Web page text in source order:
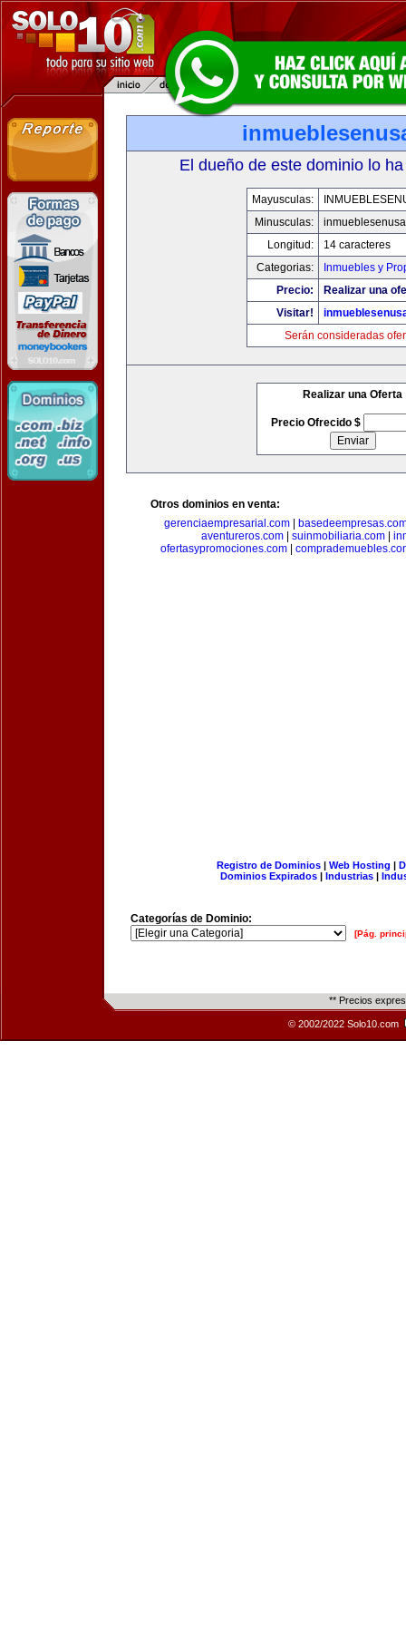
El dueño de este dominio lo
Mayusculas:
Minusculas:
Longitud:
14 caracteres
Categorias:
Inmuebles y
Precio:
Realizar una
Visitar!
Serán consideradas
Realizar una Oferta
Precio Ofrecido $
Otros dominios en venta:
gerenciaempresarial.com|
aventureros.com| suinmobiliaria.com|
ofertasypromociones.com|
Registro de Dominios| Web Hosting |
Dominios Expirados | Industrias |
Categorías de Dominio:
[Pág.
** Precios
© 2002/2022 Solo10.com